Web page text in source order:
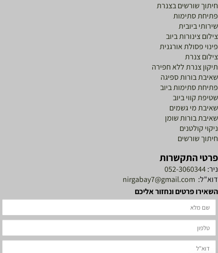
חיתוך שורשים בצנרת
פתיחת סתימות
שירותי ביובית
צילום צינורות ביוב
פינוי פסולת אורגנית
צילום צנרת
תיקון צנרת ללא חפירה
שאיבת בורות ספיגה
פתיחת סתימות ביוב
שטיפת קווי ביוב
שאיבת מי גשמים
שאיבת בורות שומן
ניקוי קולטנים
חיתוך שורשים
פרטי התקשרות
ניר:052-3060344
דוא"ל: nirgabay7@gmail.com
השאירו פרטים ונחזור אליכם